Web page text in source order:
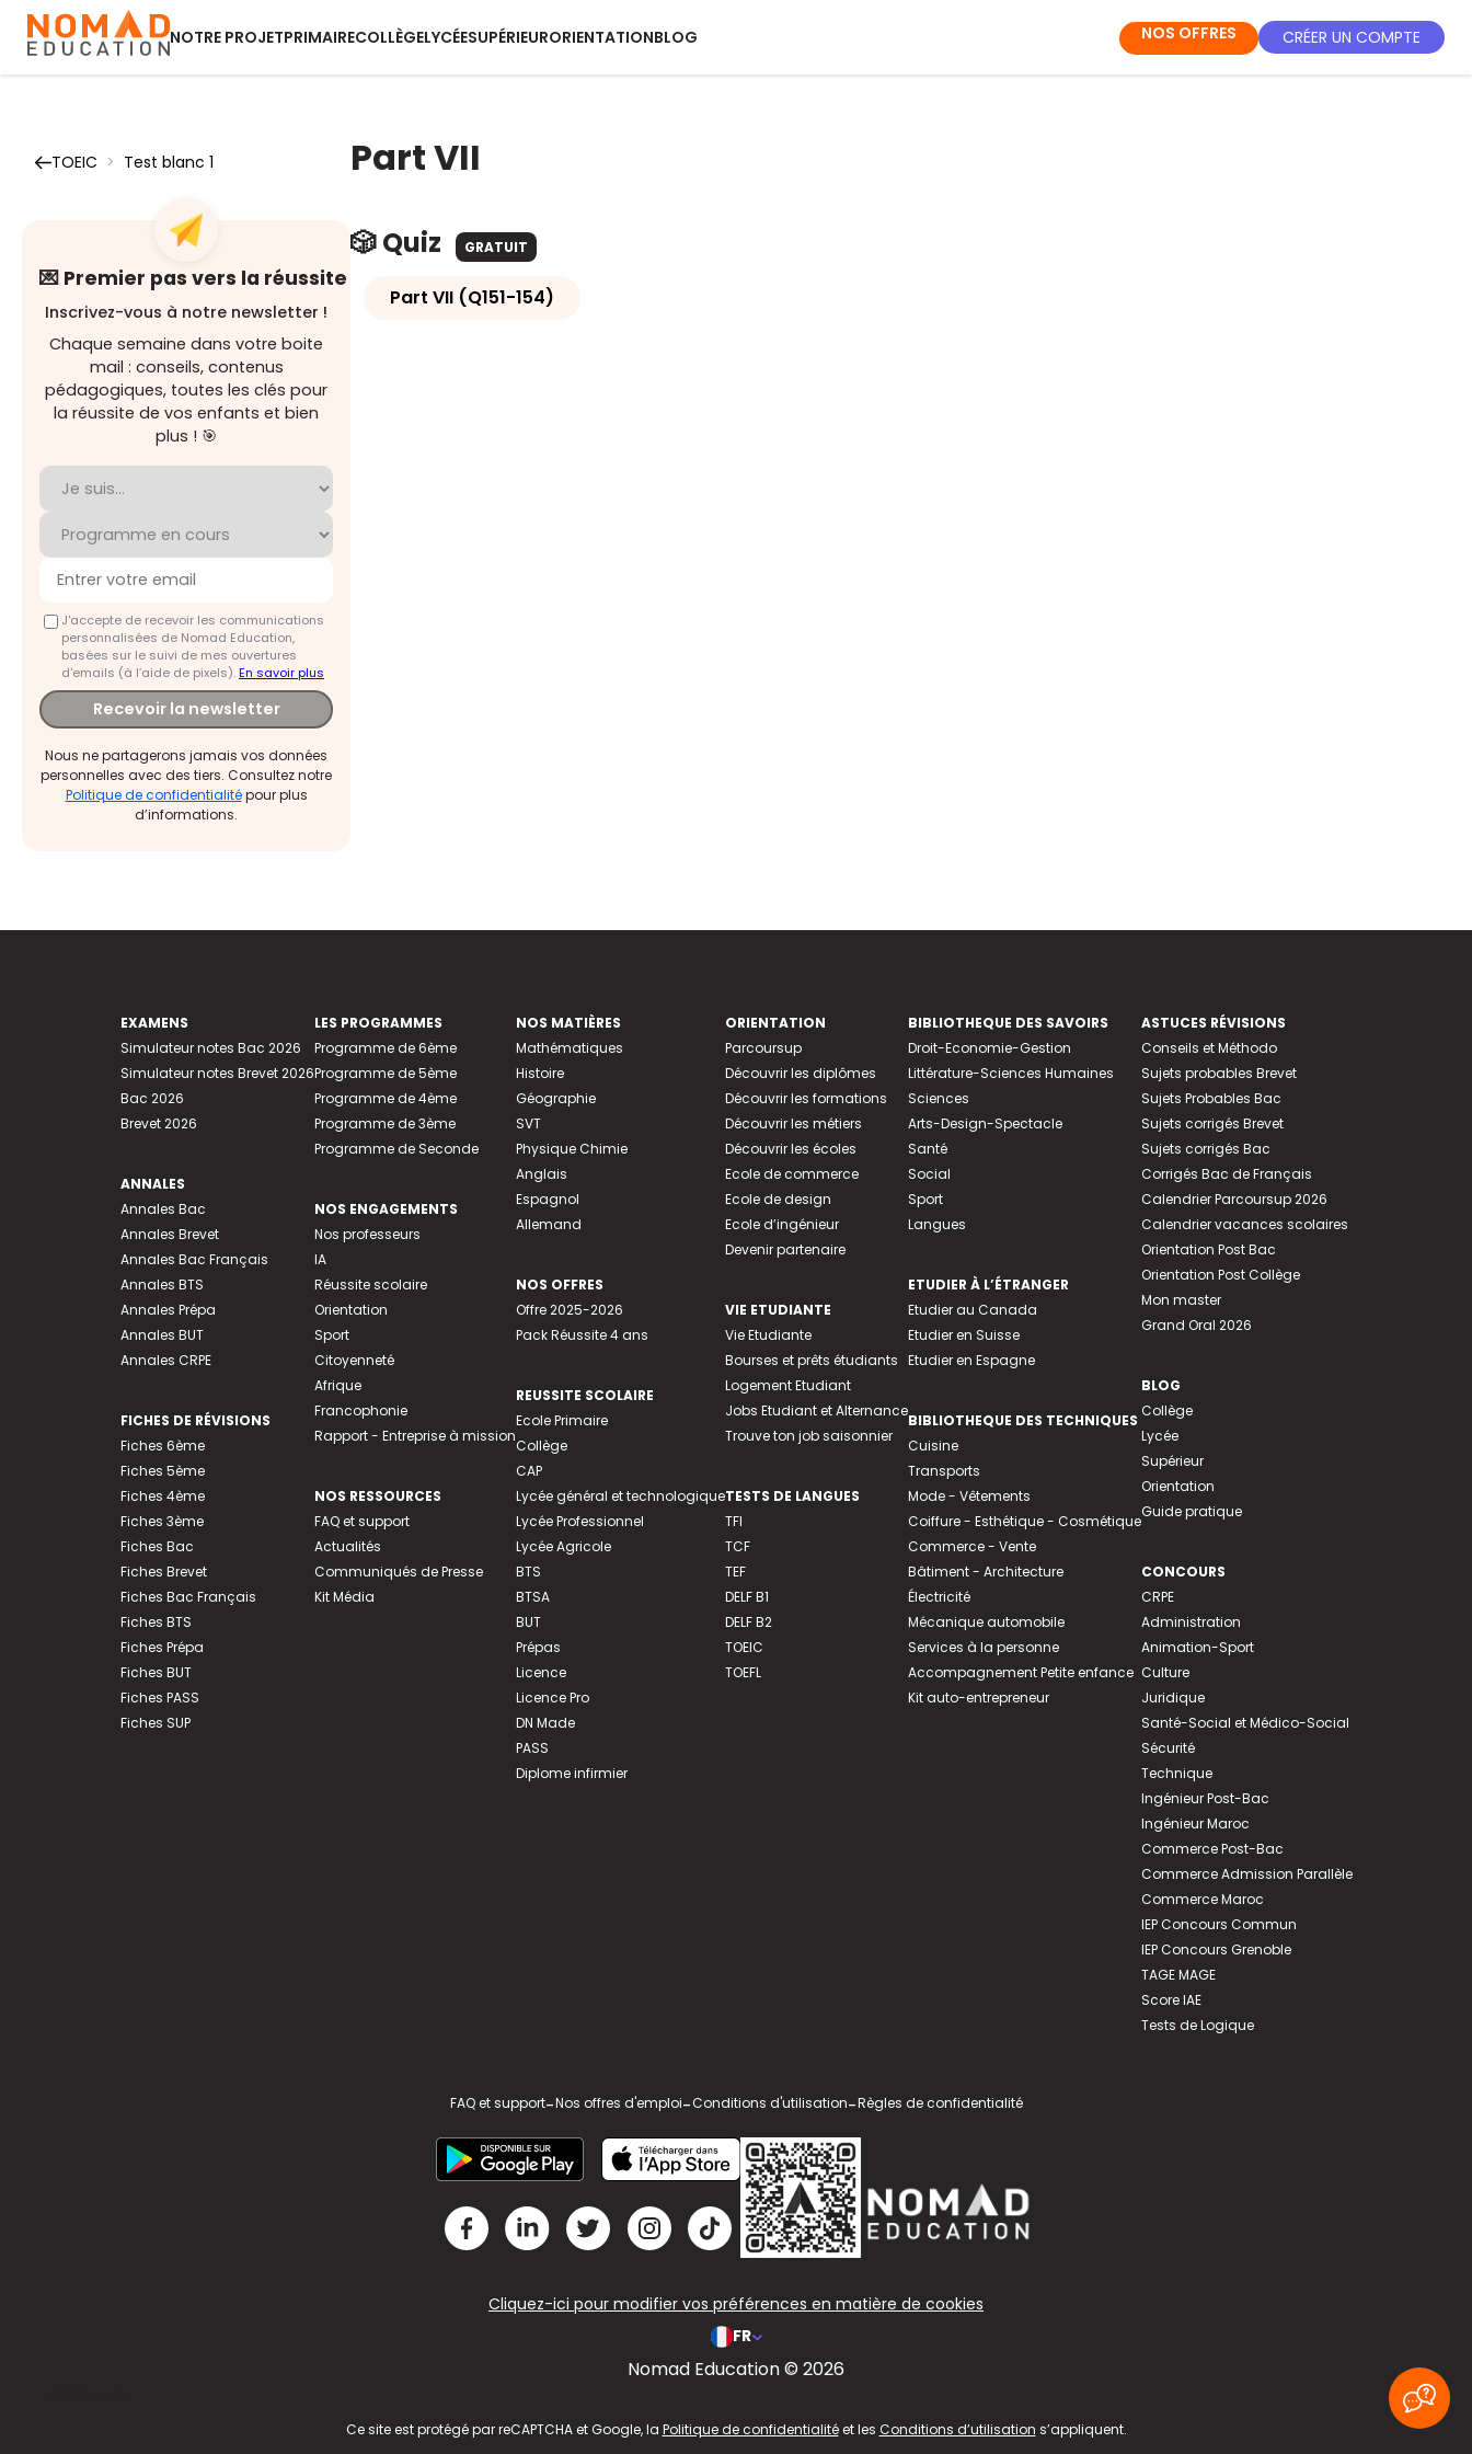
NOTRE PROJETPRIMAIRECOLLÈGELYCÉESUPÉRIEURORIENTATIONBLOG NOS OFFRES CRÉER UN COMPTE
TOEIC > Test blanc 1
💌 Premier pas vers la réussite
Inscrivez-vous à notre newsletter !
Chaque semaine dans votre boite
mail : conseils, contenus
pédagogiques, toutes les clés pour
la réussite de vos enfants et bien
plus ! 🎯
J'accepte de recevoir les communications
personnalisées de Nomad Education,
basées sur le suivi de mes ouvertures
d'emails (à l’aide de pixels).En savoir plus
Recevoir la newsletter
Nous ne partagerons jamais vos données
personnelles avec des tiers. Consultez notre
Politique de confidentialitépour plus
d’informations.
Part VII
🎲 Quiz GRATUIT
Part VII (Q151-154)
EXAMENS
Simulateur notes Bac 2026
Simulateur notes Brevet 2026
Bac 2026
Brevet 2026
ANNALES
Annales Bac
Annales Brevet
Annales Bac Français
Annales BTS
Annales Prépa
Annales BUT
Annales CRPE
FICHES DE RÉVISIONS
Fiches 6ème
Fiches 5ème
Fiches 4ème
Fiches 3ème
Fiches Bac
Fiches Brevet
Fiches Bac Français
Fiches BTS
Fiches Prépa
Fiches BUT
Fiches PASS
Fiches SUP
LES PROGRAMMES
Programme de 6ème
Programme de 5ème
Programme de 4ème
Programme de 3ème
Programme de Seconde
NOS ENGAGEMENTS
Nos professeurs
IA
Réussite scolaire
Orientation
Sport
Citoyenneté
Afrique
Francophonie
Rapport - Entreprise à mission
NOS RESSOURCES
FAQ et support
Actualités
Communiqués de Presse
Kit Média
NOS MATIÈRES
Mathématiques
Histoire
Géographie
SVT
Physique Chimie
Anglais
Espagnol
Allemand
NOS OFFRES
Offre 2025-2026
Pack Réussite 4 ans
REUSSITE SCOLAIRE
Ecole Primaire
Collège
CAP
Lycée général et technologique
Lycée Professionnel
Lycée Agricole
BTS
BTSA
BUT
Prépas
Licence
Licence Pro
DN Made
PASS
Diplome infirmier
ORIENTATION
Parcoursup
Découvrir les diplômes
Découvrir les formations
Découvrir les métiers
Découvrir les écoles
Ecole de commerce
Ecole de design
Ecole d’ingénieur
Devenir partenaire
VIE ETUDIANTE
Vie Etudiante
Bourses et prêts étudiants
Logement Etudiant
Jobs Etudiant et Alternance
Trouve ton job saisonnier
TESTS DE LANGUES
TFI
TCF
TEF
DELF B1
DELF B2
TOEIC
TOEFL
BIBLIOTHEQUE DES SAVOIRS
Droit-Economie-Gestion
Littérature-Sciences Humaines
Sciences
Arts-Design-Spectacle
Santé
Social
Sport
Langues
ETUDIER À L’ÉTRANGER
Etudier au Canada
Etudier en Suisse
Etudier en Espagne
BIBLIOTHEQUE DES TECHNIQUES
Cuisine
Transports
Mode - Vêtements
Coiffure - Esthétique - Cosmétique
Commerce - Vente
Bâtiment - Architecture
Électricité
Mécanique automobile
Services à la personne
Accompagnement Petite enfance
Kit auto-entrepreneur
ASTUCES RÉVISIONS
Conseils et Méthodo
Sujets probables Brevet
Sujets Probables Bac
Sujets corrigés Brevet
Sujets corrigés Bac
Corrigés Bac de Français
Calendrier Parcoursup 2026
Calendrier vacances scolaires
Orientation Post Bac
Orientation Post Collège
Mon master
Grand Oral 2026
BLOG
Collège
Lycée
Supérieur
Orientation
Guide pratique
CONCOURS
CRPE
Administration
Animation-Sport
Culture
Juridique
Santé-Social et Médico-Social
Sécurité
Technique
Ingénieur Post-Bac
Ingénieur Maroc
Commerce Post-Bac
Commerce Admission Parallèle
Commerce Maroc
IEP Concours Commun
IEP Concours Grenoble
TAGE MAGE
Score IAE
Tests de Logique
FAQ et support-Nos offres d'emploi-Conditions d'utilisation-Règles de confidentialité
Cliquez-ici pour modifier vos préférences en matière de cookies
FR
Nomad Education © 2026
Ce site est protégé par reCAPTCHA et Google, la Politique de confidentialitéet les Conditions d’utilisation s’appliquent.